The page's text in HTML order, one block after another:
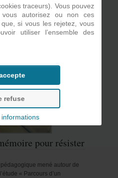
pour résister
mené autour de
« Parcours d’un
traceurs). Vous pouvez
vous autorisez ou non ces
si vous les rejetez, vous
utiliser l’ensemble des
refuse
informations